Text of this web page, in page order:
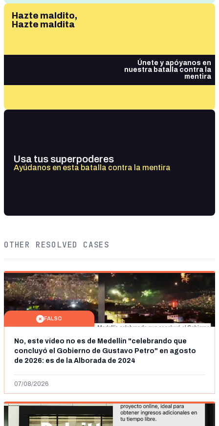
Hazte maldito,
Hazte maldita
Únete y apóyanos en
nuestra batalla contra la
mentira
Usa tus superpoderes
Ayúdanos en esta batalla contra la mentira
OTHER RESOLVED CASES
FALSO
No, este vídeo no es de Medellín "celebrando que
concluyó el Gobierno de Gustavo Petro" en agosto
de 2026: es de la Alborada de 2024
07/08/2026